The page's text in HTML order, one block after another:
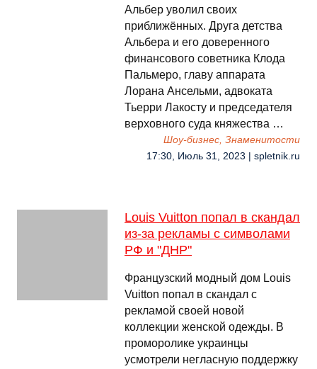
Альбер уволил своих
приближённых. Друга детства
Альбера и его доверенного
финансового советника Клода
Пальмеро, главу аппарата
Лорана Ансельми, адвоката
Тьерри Лакосту и председателя
верховного суда княжества …
Шоу-бизнес, Знаменитости
17:30, Июль 31, 2023 | spletnik.ru
Louis Vuitton попал в скандал
из-за рекламы с символами
РФ и "ДНР"
Французский модный дом Louis
Vuitton попал в скандал с
рекламой своей новой
коллекции женской одежды. В
проморолике украинцы
усмотрели негласную поддержку